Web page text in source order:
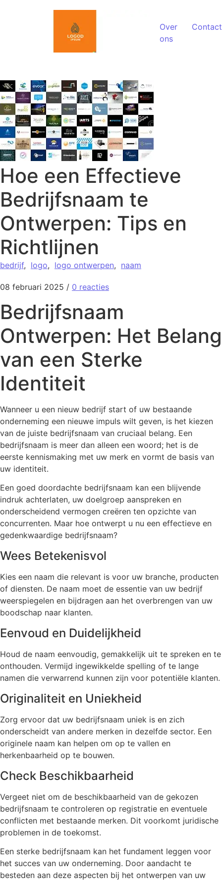
Over
ons
Contact
Hoe een Effectieve
Bedrijfsnaam te
Ontwerpen: Tips en
Richtlijnen
bedrijf, logo, logo ontwerpen, naam
08 februari 2025 / 0 reacties
Bedrijfsnaam
Ontwerpen: Het Belang
van een Sterke
Identiteit
Wanneer u een nieuw bedrijf start of uw bestaande
onderneming een nieuwe impuls wilt geven, is het kiezen
van de juiste bedrijfsnaam van cruciaal belang. Een
bedrijfsnaam is meer dan alleen een woord; het is de
eerste kennismaking met uw merk en vormt de basis van
uw identiteit.
Een goed doordachte bedrijfsnaam kan een blijvende
indruk achterlaten, uw doelgroep aanspreken en
onderscheidend vermogen creëren ten opzichte van
concurrenten. Maar hoe ontwerpt u nu een effectieve en
gedenkwaardige bedrijfsnaam?
Wees Betekenisvol
Kies een naam die relevant is voor uw branche, producten
of diensten. De naam moet de essentie van uw bedrijf
weerspiegelen en bijdragen aan het overbrengen van uw
boodschap naar klanten.
Eenvoud en Duidelijkheid
Houd de naam eenvoudig, gemakkelijk uit te spreken en te
onthouden. Vermijd ingewikkelde spelling of te lange
namen die verwarrend kunnen zijn voor potentiële klanten.
Originaliteit en Uniekheid
Zorg ervoor dat uw bedrijfsnaam uniek is en zich
onderscheidt van andere merken in dezelfde sector. Een
originele naam kan helpen om op te vallen en
herkenbaarheid op te bouwen.
Check Beschikbaarheid
Vergeet niet om de beschikbaarheid van de gekozen
bedrijfsnaam te controleren op registratie en eventuele
conflicten met bestaande merken. Dit voorkomt juridische
problemen in de toekomst.
Een sterke bedrijfsnaam kan het fundament leggen voor
het succes van uw onderneming. Door aandacht te
besteden aan deze aspecten bij het ontwerpen van uw